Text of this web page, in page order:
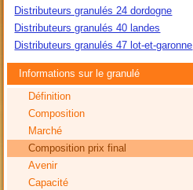
Distributeurs granulés 24 dordogne
Distributeurs granulés 40 landes
Distributeurs granulés 47 lot-et-garonne
Informations sur le granulé
Définition
Composition
Marché
Composition prix final
Avenir
Capacité